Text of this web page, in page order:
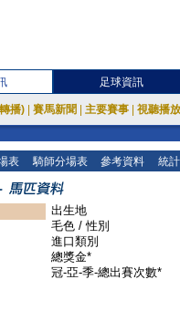
足球資訊
播) 賽馬新聞 主要賽事 視聽播
表 騎師分場表 參考資料 統
出生地
毛色 / 性別
進口類別
總獎金*
冠-亞-季-總出賽次數*